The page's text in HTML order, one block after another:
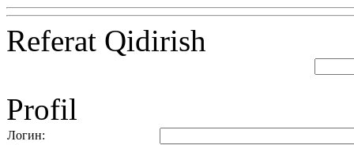
Referat Qidirish
Profil
Логин: